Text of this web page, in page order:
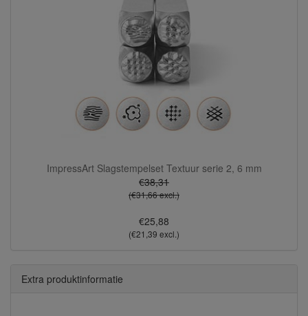
ImpressArt Slagstempelset Textuur serie 2, 6 mm
€38,31
(€31,66 excl.)
€25,88
(€21,39 excl.)
Extra produktinformatie